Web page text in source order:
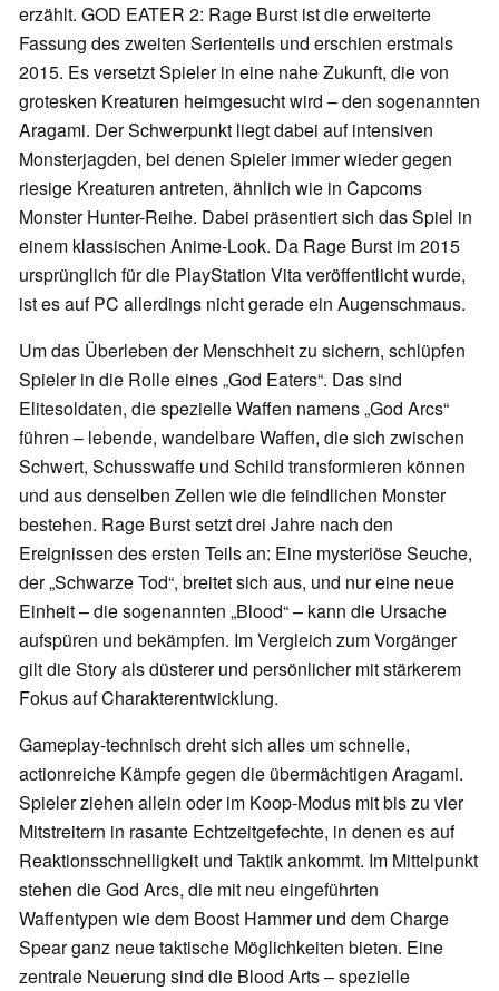
erzählt. GOD EATER 2: Rage Burst ist die erweiterte
Fassung des zweiten Serienteils und erschien erstmals
2015. Es versetzt Spieler in eine nahe Zukunft, die von
grotesken Kreaturen heimgesucht wird – den sogenannten
Aragami. Der Schwerpunkt liegt dabei auf intensiven
Monsterjagden, bei denen Spieler immer wieder gegen
riesige Kreaturen antreten, ähnlich wie in Capcoms
Monster Hunter-Reihe. Dabei präsentiert sich das Spiel in
einem klassischen Anime-Look. Da Rage Burst im 2015
ursprünglich für die PlayStation Vita veröffentlicht wurde,
ist es auf PC allerdings nicht gerade ein Augenschmaus.
Um das Überleben der Menschheit zu sichern, schlüpfen
Spieler in die Rolle eines „God Eaters“. Das sind
Elitesoldaten, die spezielle Waffen namens „God Arcs“
führen – lebende, wandelbare Waffen, die sich zwischen
Schwert, Schusswaffe und Schild transformieren können
und aus denselben Zellen wie die feindlichen Monster
bestehen. Rage Burst setzt drei Jahre nach den
Ereignissen des ersten Teils an: Eine mysteriöse Seuche,
der „Schwarze Tod“, breitet sich aus, und nur eine neue
Einheit – die sogenannten „Blood“ – kann die Ursache
aufspüren und bekämpfen. Im Vergleich zum Vorgänger
gilt die Story als düsterer und persönlicher mit stärkerem
Fokus auf Charakterentwicklung.
Gameplay-technisch dreht sich alles um schnelle,
actionreiche Kämpfe gegen die übermächtigen Aragami.
Spieler ziehen allein oder im Koop-Modus mit bis zu vier
Mitstreitern in rasante Echtzeitgefechte, in denen es auf
Reaktionsschnelligkeit und Taktik ankommt. Im Mittelpunkt
stehen die God Arcs, die mit neu eingeführten
Waffentypen wie dem Boost Hammer und dem Charge
Spear ganz neue taktische Möglichkeiten bieten. Eine
zentrale Neuerung sind die Blood Arts – spezielle